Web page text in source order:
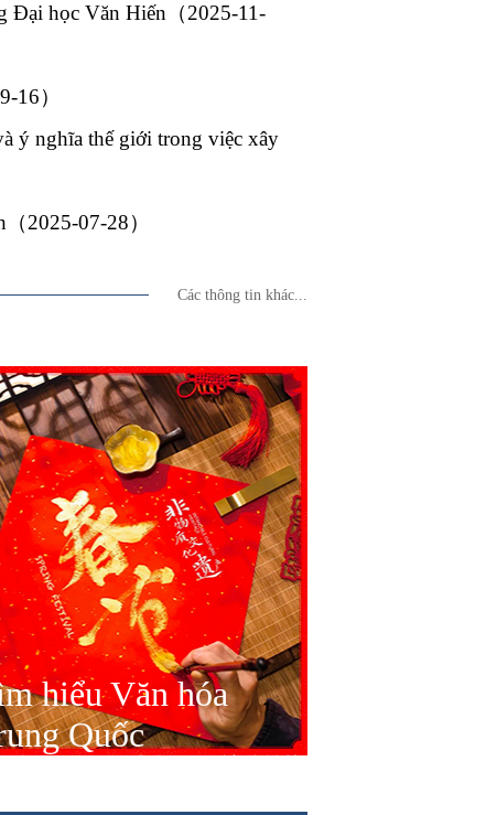
Đại học Văn Hiến（2025-11-
16）
ý nghĩa thế giới trong việc xây
2025-07-28）
Các thông tin khác...
hiểu Văn hóa
Quốc